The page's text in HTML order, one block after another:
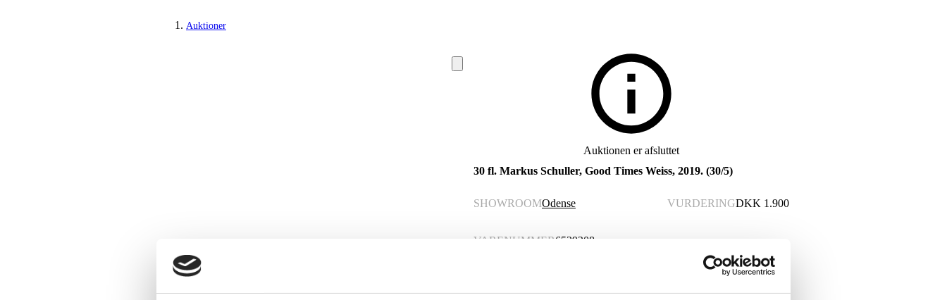
Auktioner
Auktionen er afsluttet
30 fl. Markus Schuller, Good Times Weiss, 2019. (30/5)
SHOWROOMOdense VURDERINGDKK 1.900
VARENUMMER6539208
Beskrivelse